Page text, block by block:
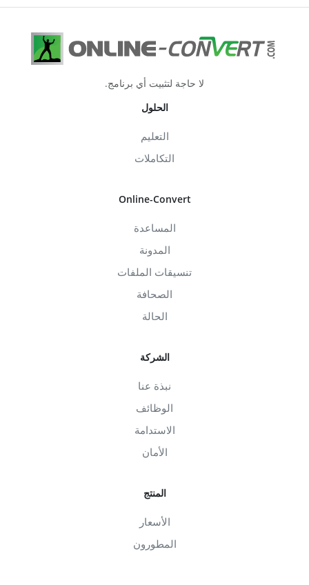
لا حاجة لتثبيت أي برنامج.
الحلول
التعليم
التكاملات
Online-Convert
المساعدة
المدونة
تنسيقات الملفات
الصحافة
الحالة
الشركة
نبذة عنا
الوظائف
الاستدامة
الأمان
المنتج
الأسعار
المطورون